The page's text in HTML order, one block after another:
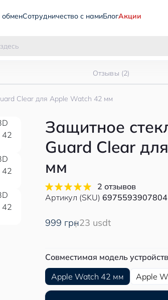
обменСотрудничество с намиБлогАкции
Clear для Apple Watch 42 мм
Отзывы (2)
Защитное
Guard Clear
мм
2 отзывов
Артикул (SKU) 6975593907804
999 грн23 usdt
Совместимая модель
Apple Watch 42 мм
Apple